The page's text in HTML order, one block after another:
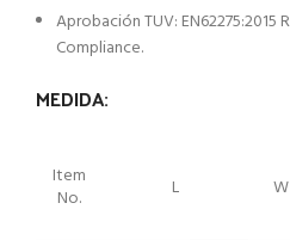
Aprobación TUV: EN62275:2015
Compliance.
MEDIDA:
Item
No.
L W